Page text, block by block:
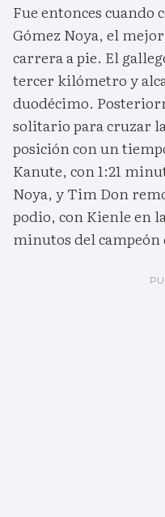
Fue entonces cuando
Gómez Noya, el
carrera a pie. El
tercer kilómetro y
duodécimo.
solitario para cruzar
posición con un
Kanute, con 1:21
Noya, y Tim Don
podio, con Kienle en
minutos del